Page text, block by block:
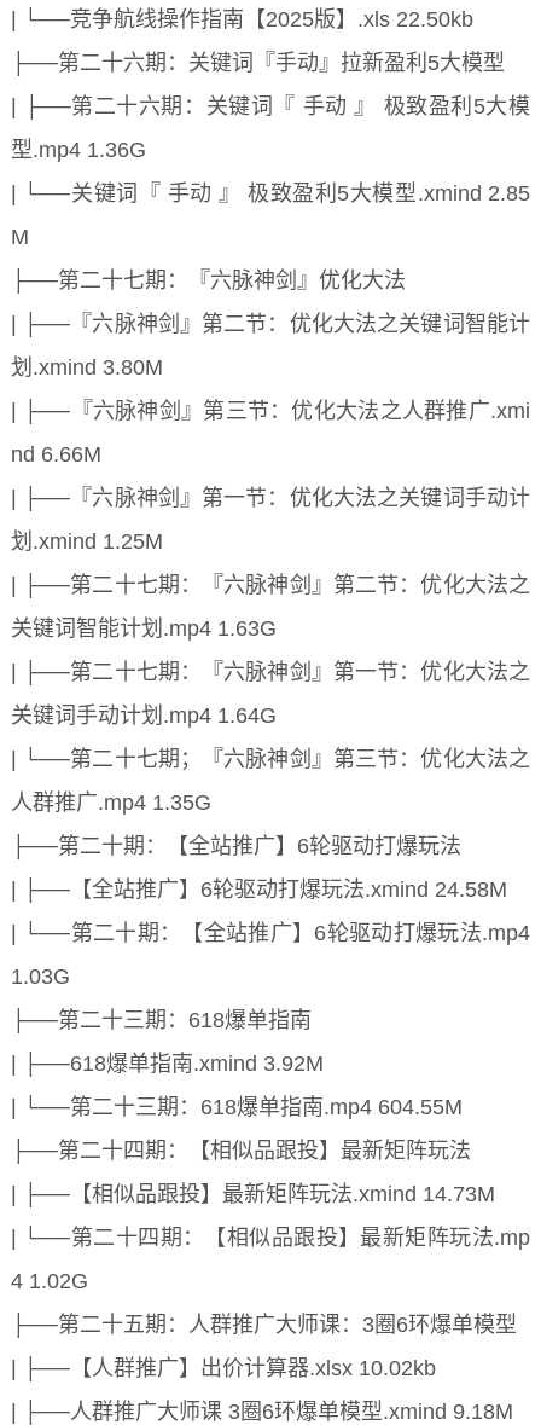
| └──竞争航线操作指南【2025版】.xls 22.50kb
├──第二十六期：关键词『手动』拉新盈利5大模型
| ├──第二十六期：关键词『 手动 』 极致盈利5大模
型.mp4 1.36G
| └──关键词『 手动 』 极致盈利5大模型.xmind 2.85
M
├──第二十七期：『六脉神剑』优化大法
| ├──『六脉神剑』第二节：优化大法之关键词智能计
划.xmind 3.80M
| ├──『六脉神剑』第三节：优化大法之人群推广.xmi
nd 6.66M
| ├──『六脉神剑』第一节：优化大法之关键词手动计
划.xmind 1.25M
| ├──第二十七期：『六脉神剑』第二节：优化大法之
关键词智能计划.mp4 1.63G
| ├──第二十七期：『六脉神剑』第一节：优化大法之
关键词手动计划.mp4 1.64G
| └──第二十七期；『六脉神剑』第三节：优化大法之
人群推广.mp4 1.35G
├──第二十期：【全站推广】6轮驱动打爆玩法
| ├──【全站推广】6轮驱动打爆玩法.xmind 24.58M
| └──第二十期：【全站推广】6轮驱动打爆玩法.mp4
1.03G
├──第二十三期：618爆单指南
| ├──618爆单指南.xmind 3.92M
| └──第二十三期：618爆单指南.mp4 604.55M
├──第二十四期：【相似品跟投】最新矩阵玩法
| ├──【相似品跟投】最新矩阵玩法.xmind 14.73M
| └──第二十四期：【相似品跟投】最新矩阵玩法.mp
4 1.02G
├──第二十五期：人群推广大师课：3圈6环爆单模型
| ├──【人群推广】出价计算器.xlsx 10.02kb
| ├──人群推广大师课 3圈6环爆单模型.xmind 9.18M